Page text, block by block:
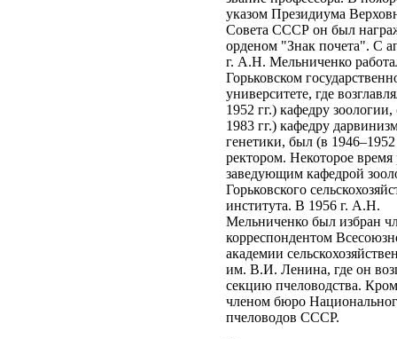
указом Президиума
Совета СССР он был
орденом "Знак почета". С
г. А.Н. Мельниченко
Горьковском
университете, где
1952 гг.) кафедру
1983 гг.) кафедру
генетики, был (в 1946–1952
ректором. Некоторое время
заведующим кафедрой
Горьковского
института. В 1956 г. А.Н.
Мельниченко был избран
корреспондентом
академии
им. В.И. Ленина, где он
секцию пчеловодства.
членом бюро
пчеловодов СССР.